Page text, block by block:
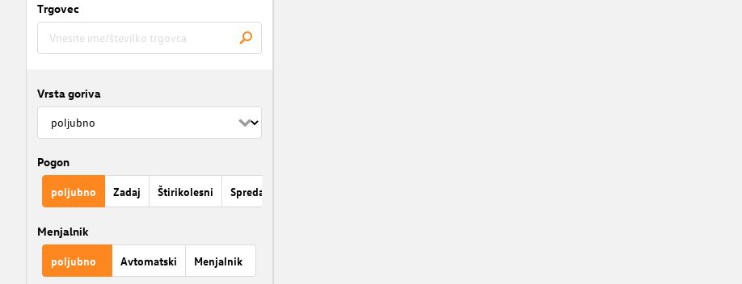
Trgovec
Vrsta goriva
Pogon
poljubno Zadaj Štirikolesni Spredaj
Menjalnik
poljubno Avtomatski Menjalnik